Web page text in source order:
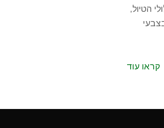
הטיול,
קראו עוד